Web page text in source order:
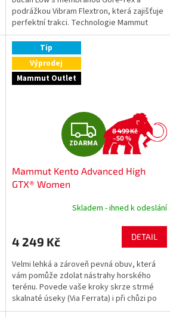
podrážkou Vibram Flextron, která zajišťuje
perfektní trakci. Technologie Mammut
Flextron® účinně tlumí...
Tip
Výprodej
Mammut Outlet
Z
D
A
R
A
ZDARMA
8 499 Kč
–50 %
Mammut Kento Advanced High
GTX® Women
Skladem - ihned k odeslání
4 249 Kč DETAIL
Velmi lehká a zároveň pevná obuv, která
vám pomůže zdolat nástrahy horského
terénu. Povede vaše kroky skrze strmé
skalnaté úseky (Via Ferrata) i při chůzi po
ledovci. Její...